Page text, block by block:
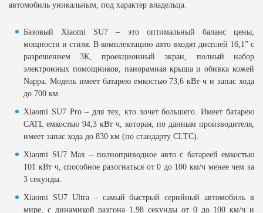
автомобиль уникальным, под характер владельца.
Базовый Хiaomi SU7 – это оптимальный баланс цены,
мощности и стиля. В комплектацию авто входят дисплей 16,1” с
разрешением 3К, проекционный экран, полный набор
электронных помощников, панорамная крыша и обивка кожей
Nappa. Модель имеет батарею емкостью 73,6 кВт·ч и запас хода
до 700 км.
Xiaomi SU7 Pro – для тех, кто хочет большего. Имеет батарею
CATL емкостью 94,3 кВт·ч, которая, по данным производителя,
имеет запас хода до 830 км (по стандарту CLTC).
Xiaomi SU7 Max – полноприводное авто с батареей емкостью
101 кВт·ч, способное разогнаться от 0 до 100 км/ч менее чем за
3 секунды.
Xiaomi SU7 Ultrа – самый быстрый серийный автомобиль в
мире, с динамикой разгона 1,98 секунды от 0 до 100 км/ч и